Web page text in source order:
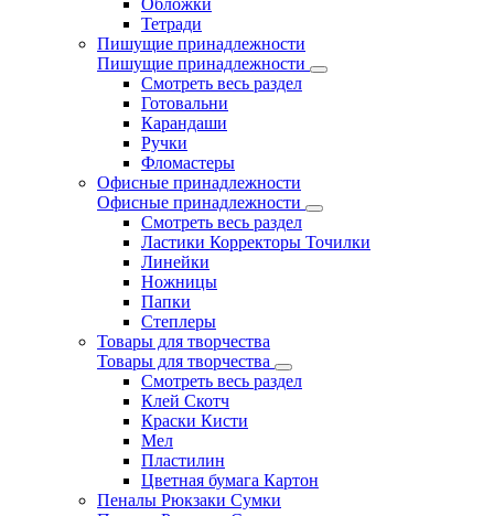
Обложки
Тетради
Пишущие принадлежности
Пишущие принадлежности
Смотреть весь раздел
Готовальни
Карандаши
Ручки
Фломастеры
Офисные принадлежности
Офисные принадлежности
Смотреть весь раздел
Ластики Корректоры Точилки
Линейки
Ножницы
Папки
Степлеры
Товары для творчества
Товары для творчества
Смотреть весь раздел
Клей Скотч
Краски Кисти
Мел
Пластилин
Цветная бумага Картон
Пеналы Рюкзаки Сумки